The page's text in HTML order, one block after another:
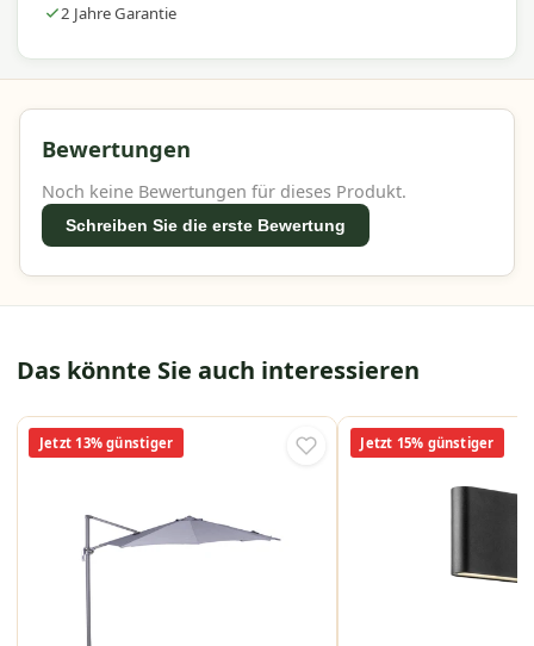
2 Jahre Garantie
Bewertungen
Noch keine Bewertungen für dieses Produkt.
Schreiben Sie die erste Bewertung
Das könnte Sie auch interessieren
Jetzt 13% günstiger Jetzt 15% günstiger